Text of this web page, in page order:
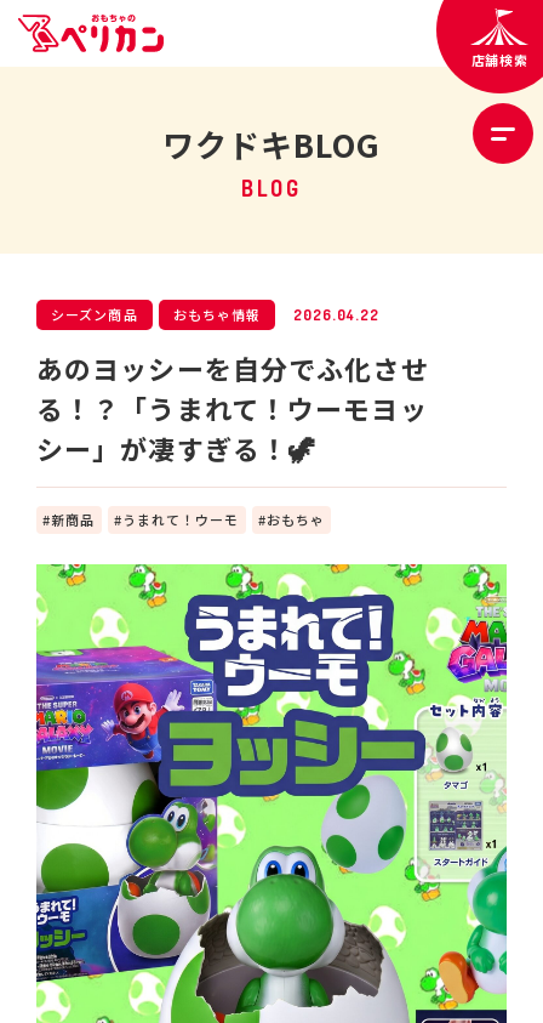
店舗検索
ワクドキBLOG
BLOG
シーズン商品 おもちゃ情報 2026.04.22
あのヨッシーを自分でふ化させ
る！？「うまれて！ウーモヨッ
シー」が凄すぎる！🦖
新商品 うまれて！ウーモ おもちゃ